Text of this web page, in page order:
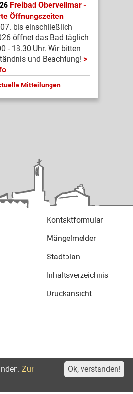
Freibad Obervellmar -
Öffnungszeiten
bis einschließlich
öffnet das Bad täglich
- 18.30 Uhr. Wir bitten
und Beachtung!
Mitteilungen
Kontaktformular
Mängelmelder
Stadtplan
Inhaltsverzeichnis
Druckansicht
Ok, verstanden!
Zur